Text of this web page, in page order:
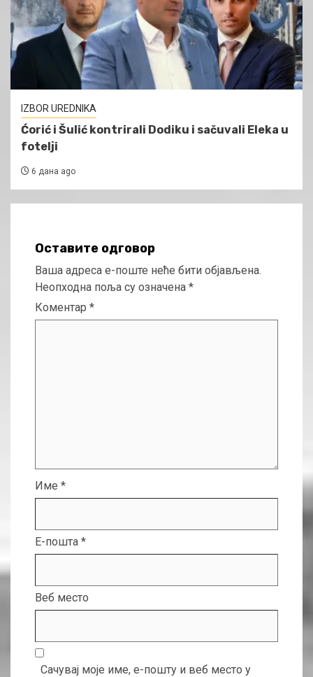
IZBOR UREDNIKA
Ćorić i Šulić kontrirali Dodiku i sačuvali Eleka u
fotelji
6 дана ago
Оставите одговор
Ваша адреса е-поште неће бити објављена.
Неопходна поља су означена *
Коментар *
Име *
Е-пошта *
Веб место
Сачувај моје име, е-пошту и веб место у